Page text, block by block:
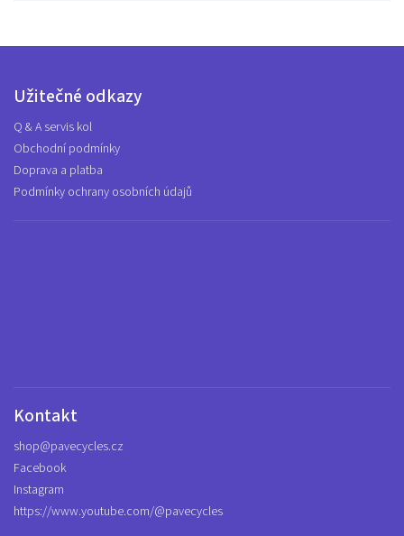
Užitečné odkazy
Q & A servis kol
Obchodní podmínky
Doprava a platba
Podmínky ochrany osobních údajů
Kontakt
shop@pavecycles.cz
Facebook
Instagram
https://www.youtube.com/@pavecycles